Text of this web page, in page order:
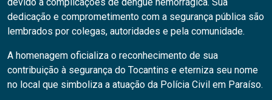
devido a complicações de dengue hemorrágica. Sua
dedicação e comprometimento com a segurança pública são
lembrados por colegas, autoridades e pela comunidade.
A homenagem oficializa o reconhecimento de sua
contribuição à segurança do Tocantins e eterniza seu nome
no local que simboliza a atuação da Polícia Civil em Paraíso.